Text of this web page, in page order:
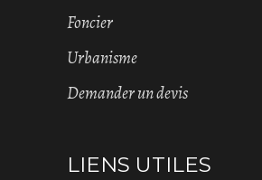
Foncier
Urbanisme
Demander un devis
LIENS UTILES